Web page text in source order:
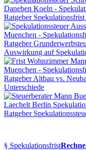
Ratgeber
Ratgeber
Auswirkung auf
Ratgeber Altbau vs.
Unterschiede
Ratgeber
§ Spekulationsfrist